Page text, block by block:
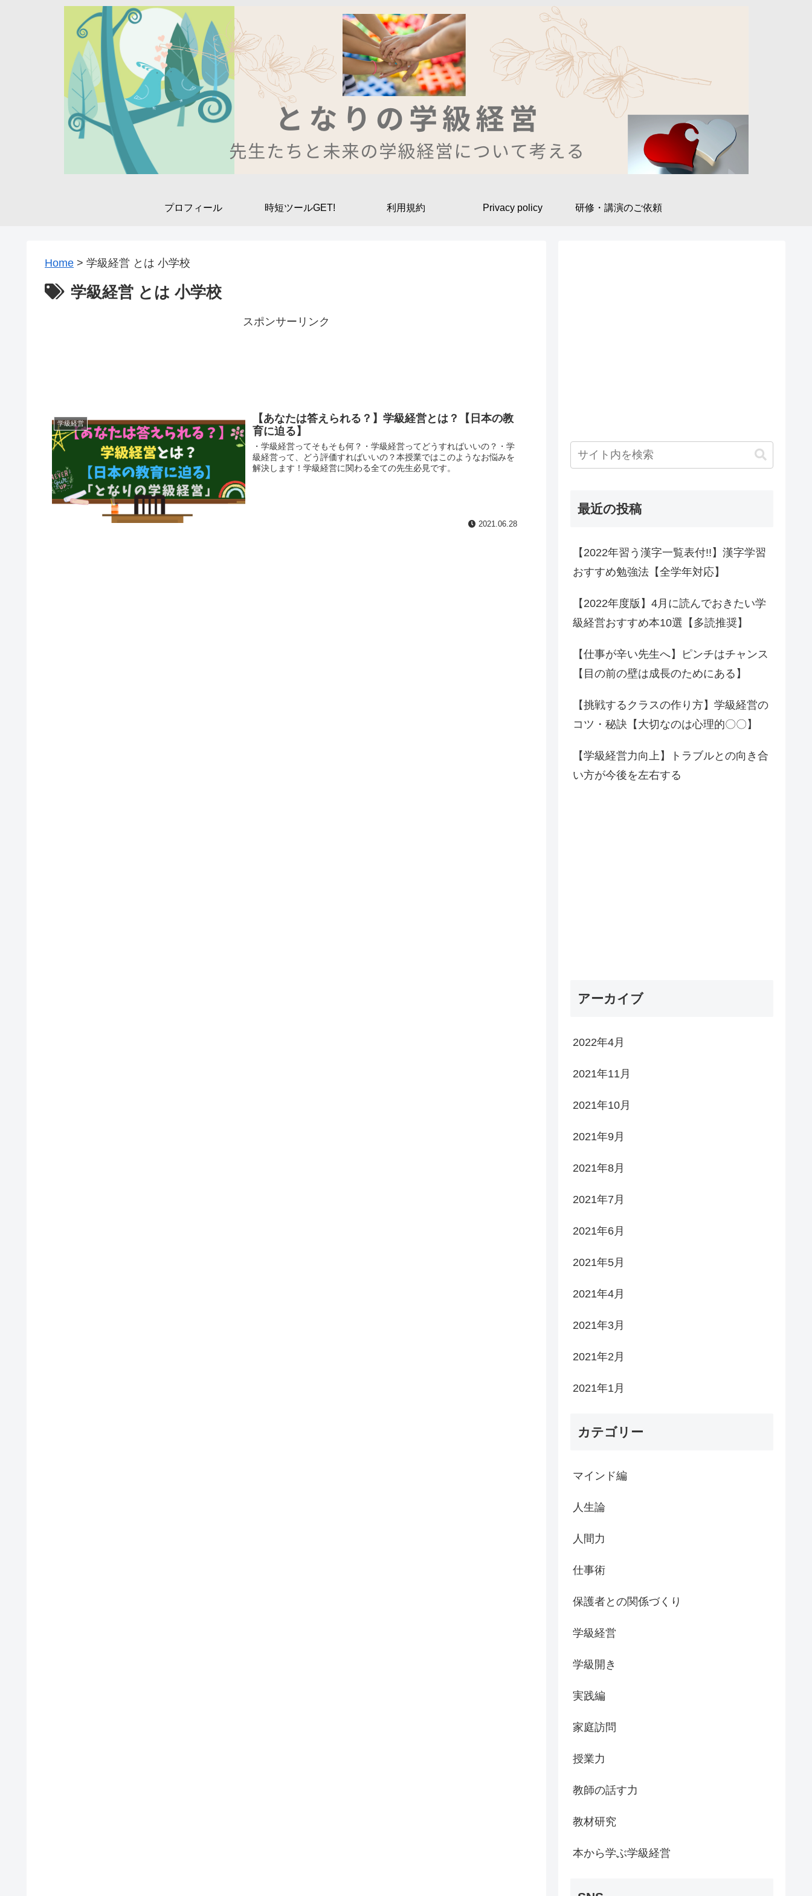
プロフィール 時短ツールGET! 利用規約 Privacy policy 研修・講演のご依頼
Home > 学級経営 とは 小学校
学級経営 とは 小学校
スポンサーリンク
学級経営
【あなたは答えられる？】学級経営とは？【日本の教
育に迫る】
・学級経営ってそもそも何？・学級経営ってどうすればいいの？・学
級経営って、どう評価すればいいの？本授業ではこのようなお悩みを
解決します！学級経営に関わる全ての先生必見です。
2021.06.28
最近の投稿
【2022年習う漢字一覧表付!!】漢字学習
おすすめ勉強法【全学年対応】
【2022年度版】4月に読んでおきたい学
級経営おすすめ本10選【多読推奨】
【仕事が辛い先生へ】ピンチはチャンス
【目の前の壁は成長のためにある】
【挑戦するクラスの作り方】学級経営の
コツ・秘訣【大切なのは心理的〇〇】
【学級経営力向上】トラブルとの向き合
い方が今後を左右する
アーカイブ
2022年4月
2021年11月
2021年10月
2021年9月
2021年8月
2021年7月
2021年6月
2021年5月
2021年4月
2021年3月
2021年2月
2021年1月
カテゴリー
マインド編
人生論
人間力
仕事術
保護者との関係づくり
学級経営
学級開き
実践編
家庭訪問
授業力
教師の話す力
教材研究
本から学ぶ学級経営